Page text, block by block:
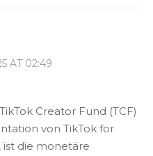
AT 02:49
Creator Fund (TCF)
von TikTok for
ist die monetäre